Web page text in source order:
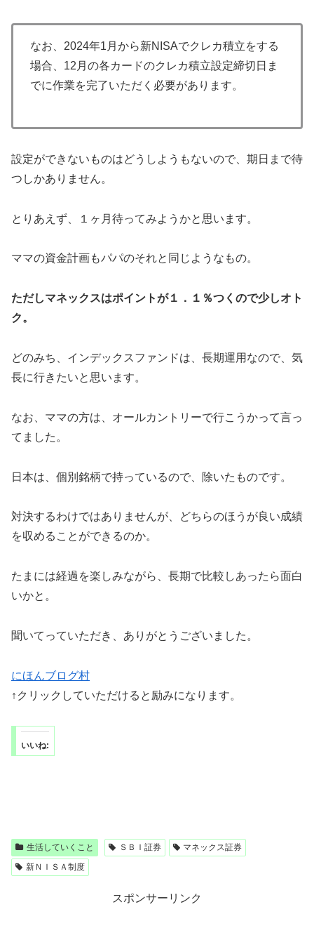
なお、2024年1月から新NISAでクレカ積立をする
場合、12月の各カードのクレカ積立設定締切日ま
でに作業を完了いただく必要があります。
設定ができないものはどうしようもないので、期日まで待
つしかありません。
とりあえず、１ヶ月待ってみようかと思います。
ママの資金計画もパパのそれと同じようなもの。
ただしマネックスはポイントが１．１％つくので少しオト
ク。
どのみち、インデックスファンドは、長期運用なので、気
長に行きたいと思います。
なお、ママの方は、オールカントリーで行こうかって言っ
てました。
日本は、個別銘柄で持っているので、除いたものです。
対決するわけではありませんが、どちらのほうが良い成績
を収めることができるのか。
たまには経過を楽しみながら、長期で比較しあったら面白
いかと。
聞いてっていただき、ありがとうございました。
にほんブログ村
↑クリックしていただけると励みになります。
いいね:
生活していくこと ＳＢＩ証券
マネックス証券
新ＮＩＳＡ制度
スポンサーリンク